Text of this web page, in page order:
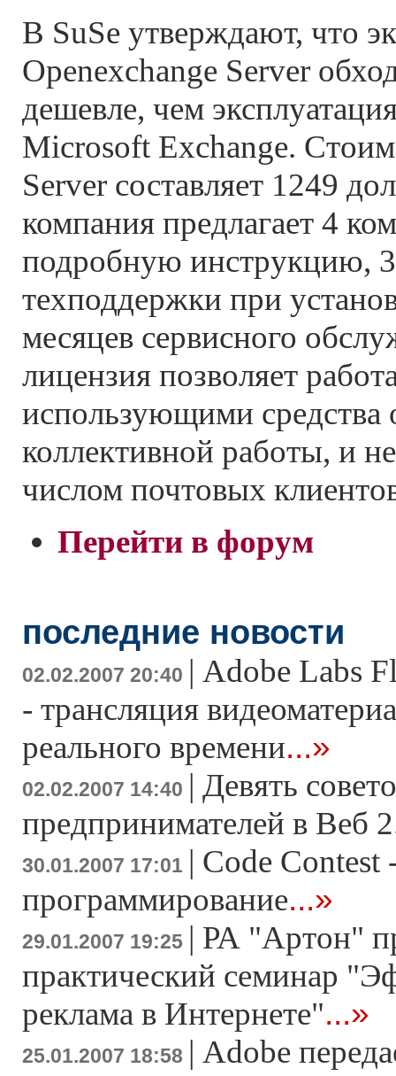
В SuSe утверждают, что
Openexchange Server
дешевле, чем
Microsoft Exchange.
Server составляет 1249
компания предлагает 4
подробную инструкцию,
техподдержки при
месяцев сервисного
лицензия позволяет
использующими средства
коллективной работы, и
числом почтовых
Перейти в форум
последние новости
02.02.2007 20:40 | Adobe Labs
- трансляция
реального времени...»
02.02.2007 14:40 | Девять
предпринимателей в Веб
30.01.2007 17:01 | Code Contest
программирование...»
29.01.2007 19:25 | РА "Артон"
практический семинар
реклама в Интернете"...»
25.01.2007 18:58 | Adobe